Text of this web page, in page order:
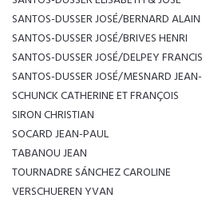
SANTOS-DUSSER JOSÉ/BERNARD ALAIN
SANTOS-DUSSER JOSÉ/BRIVES HENRI
SANTOS-DUSSER JOSÉ/DELPEY FRANCIS
SANTOS-DUSSER JOSÉ/MESNARD
SCHUNCK CATHERINE ET FRANÇOIS
SIRON CHRISTIAN
SOCARD JEAN-PAUL
TABANOU JEAN
TOURNADRE SÁNCHEZ CAROLINE
VERSCHUEREN YVAN